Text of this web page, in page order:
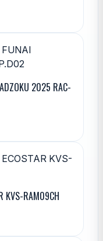
2025 RAC-
KVS-RAM09CH